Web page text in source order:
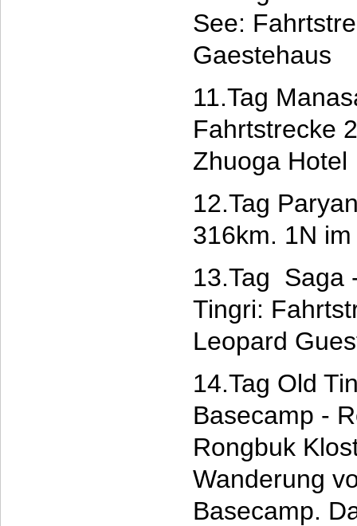
See:
Gaestehaus
11.Tag
Fahrtstrecke
Zhuoga Hotel
12.Tag
316km. 1N
13.Tag Saga
Tingri:
Leopard
14.Tag Old
Basecamp -
Rongbuk
Wanderung
Basecamp.